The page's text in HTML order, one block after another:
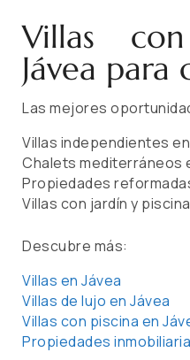
Villas
Jávea para
Las mejores
Villas independientes
Chalets mediterráneos
Propiedades
Villas con jardín y
Descubre más:
Villas en Jávea
Villas de lujo en Jávea
Villas con piscina en
Propiedades